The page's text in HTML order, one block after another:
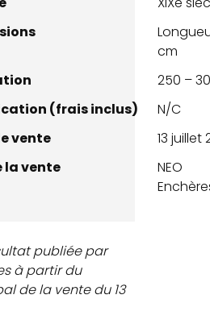
cm
250 –
(frais inclus)
N/C
vente
13 juillet
la vente
NEO
publiée par
à partir du
de la vente du 13